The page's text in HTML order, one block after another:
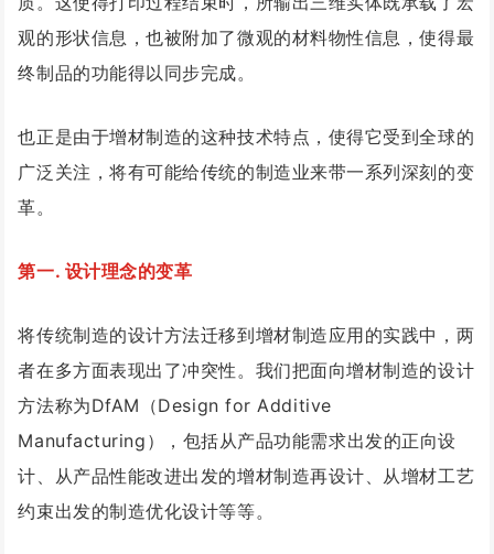
观的形状信息，也被附加了微观的材料物性信息，使得最
终制品的功能得以同步完成。
也正是由于增材制造的这种技术特点，使得它受到全球的
广泛关注，将有可能给传统的制造业来带一系列深刻的变
革。
第一. 设计理念的变革
将传统制造的设计方法迁移到增材制造应用的实践中，两
者在多方面表现出了冲突性。我们把面向增材制造的设计
方法称为DfAM（Design for Additive
Manufacturing），包括从产品功能需求出发的正向设
计、从产品性能改进出发的增材制造再设计、从增材工艺
约束出发的制造优化设计等等。